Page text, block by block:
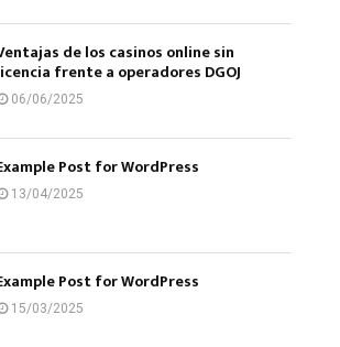
de los casinos online sin
frente a operadores DGOJ
06/06/2025
Post for WordPress
13/04/2025
Post for WordPress
15/03/2025